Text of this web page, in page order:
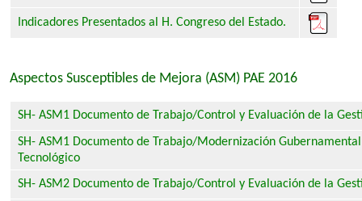
Indicadores Presentados al H. Congreso del Estado.
Aspectos Susceptibles de Mejora (ASM) PAE 2016
SH- ASM1 Documento de Trabajo/Control y Evaluación de la
SH- ASM1 Documento de Trabajo/Modernización
Tecnológico
SH- ASM2 Documento de Trabajo/Control y Evaluación de la